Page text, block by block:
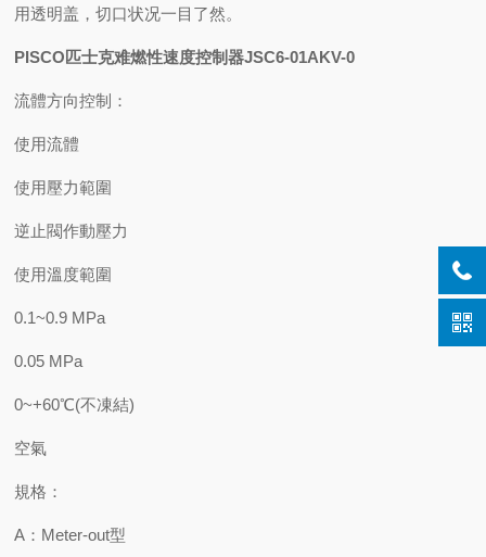
用透明盖，切口状况一目了然。
PISCO匹士克难燃性速度控制器JSC6-01AKV-0
流體方向控制：
使用流體
使用壓力範圍
逆止閥作動壓力
使用溫度範圍
0.1~0.9 MPa
0.05 MPa
0~+60℃(不凍結)
空氣
規格：
A：Meter-out型